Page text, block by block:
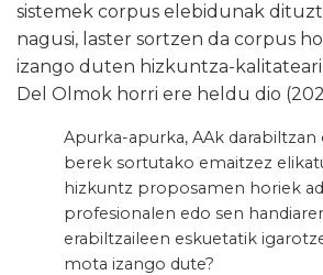
sistemek corpus elebidunak
nagusi, laster sortzen da corpus
izango duten hizkuntza-
Del Olmok horri ere heldu dio
Apurka-apurka, AAk darabiltzan
berek sortutako emaitzez
hizkuntz proposamen horiek
profesionalen edo sen
erabiltzaileen eskuetatik
mota izango dute?